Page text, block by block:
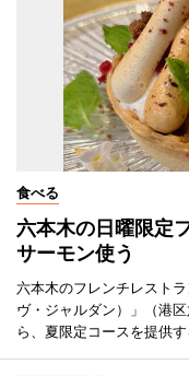
食べる
六本木の日曜限定
サーモン使う
六本木のフレンチレスト
ヴ・ジャルダン）」（港
ら、夏限定コースを提供す